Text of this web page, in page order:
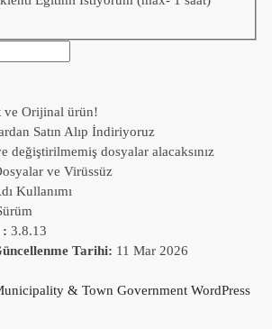
ve Orijinal ürün!
Satın Alıp İndiriyoruz
değiştirilmemiş dosyalar alacaksınız
ve Virüssüz
Kullanımı
: 3.8.13
Tarihi: 11 Mar 2026
& Town Government WordPress